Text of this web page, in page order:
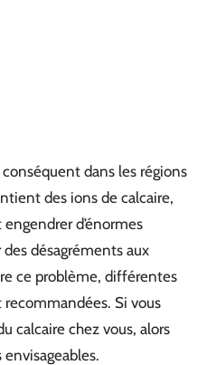
dans les régions
des ions de calcaire,
d’énormes
désagréments aux
ce problème, différentes
Si vous
calcaire chez vous, alors